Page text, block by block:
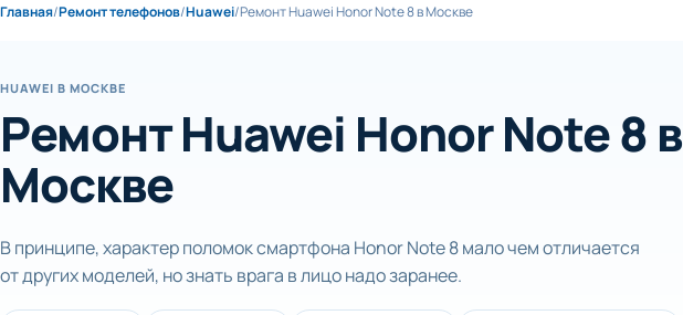
Главная/Ремонт телефонов/Huawei/Ремонт Huawei Honor Note 8 в Москве
HUAWEI В МОСКВЕ
Ремонт Huawei Honor Note 8 в
Москве
В принципе, характер поломок смартфона Honor Note 8 мало чем отличается
от других моделей, но знать врага в лицо надо заранее.